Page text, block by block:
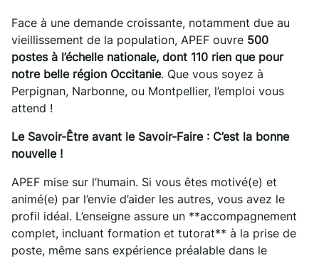
Face à une demande croissante, notamment due au
vieillissement de la population, APEF ouvre 500
postes à l’échelle nationale, dont 110 rien que pour
notre belle région Occitanie. Que vous soyez à
Perpignan, Narbonne, ou Montpellier, l’emploi vous
attend !
Le Savoir-Être avant le Savoir-Faire : C’est la bonne
nouvelle !
APEF mise sur l’humain. Si vous êtes motivé(e) et
animé(e) par l’envie d’aider les autres, vous avez le
profil idéal. L’enseigne assure un **accompagnement
complet, incluant formation et tutorat** à la prise de
poste, même sans expérience préalable dans le